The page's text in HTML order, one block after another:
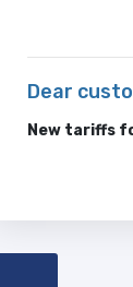
Dear
New tariffs